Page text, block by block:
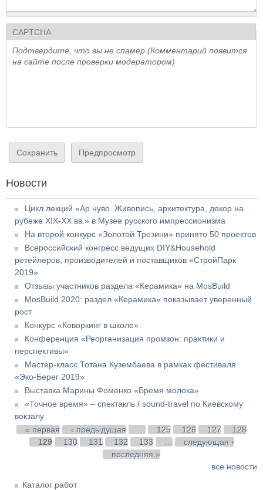
CAPTCHA
Подтвердите, что вы не спамер (Комментарий появится
на сайте после проверки модератором)
Новости
Цикл лекций «Ар нуво. Живопись, архитектура, декор на
рубеже XIX-XX вв.» в Музее русского импрессионизма
На второй конкурс «Золотой Трезини» принято 50 проектов
Всероссийский конгресс ведущих DIY&Household
ретейлеров, производителей и поставщиков «СтройПарк
2019»
Отзывы участников раздела «Керамика» на MosBuild
MosBuild 2020: раздел «Керамика» показывает уверенный
рост
Конкурс «Коворкинг в школе»
Конференция «Реорганизация промзон: практики и
перспективы»
Мастер-класс Тотана Кузембаева в рамках фестиваля
«Эко-Берег 2019»
Выставка Марины Фоменко «Бремя молока»
«Точное время» – спектакль / sound-travel по Киевскому
вокзалу
Страницы
« первая ‹ предыдущая 125 126 127
128
129
130 131 132 133
следующая ›
последняя »
все новости
Каталог работ